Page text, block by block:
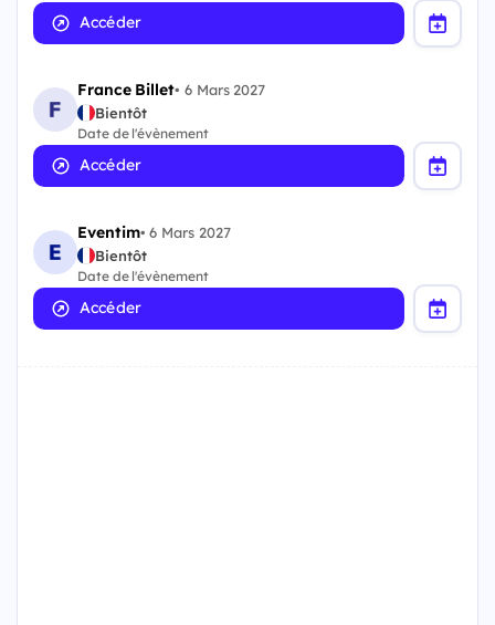
Accéder
France Billet• 6 Mars 2027
Bientôt
Date de l'évènement
Accéder
Eventim•6 Mars 2027
Bientôt
Date de l'évènement
Accéder